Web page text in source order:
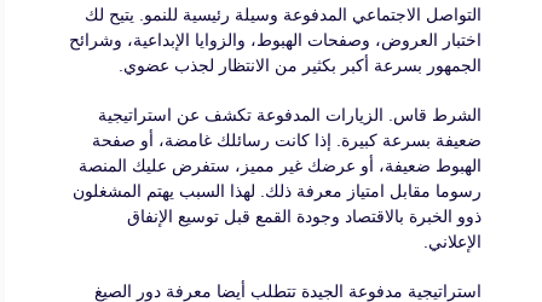
التواصل الاجتماعي المدفوعة وسيلة رئيسية للنمو. يتيح لك
اختبار العروض، وصفحات الهبوط، والزوايا الإبداعية، وشرائح
الجمهور بسرعة أكبر بكثير من الانتظار لجذب عضوي.
الشرط قاس. الزيارات المدفوعة تكشف عن استراتيجية
ضعيفة بسرعة كبيرة. إذا كانت رسائلك غامضة، أو صفحة
الهبوط ضعيفة، أو عرضك غير مميز، ستفرض عليك المنصة
رسوما مقابل امتياز معرفة ذلك. لهذا السبب يهتم المشغلون
ذوو الخبرة بالاقتصاد وجودة القمع قبل توسيع الإنفاق
الإعلاني.
استراتيجية مدفوعة الجيدة تتطلب أيضا معرفة دور الصيغ